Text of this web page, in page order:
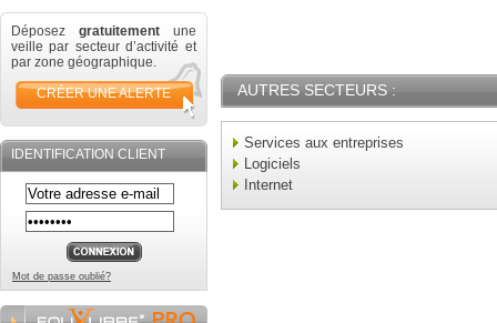
Déposez gratuitement une
veille par secteur d’activité et
par zone géographique.
CRÉER UNE ALERTE
IDENTIFICATION CLIENT
Mot de passe oublié?
AUTRES SECTEURS :
Services aux entreprises
Logiciels
Internet